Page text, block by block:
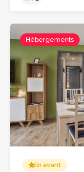
Hébergements
En avant